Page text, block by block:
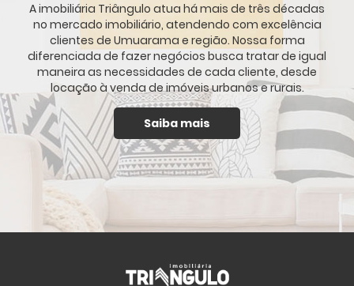
A imobiliária Triângulo atua há mais de três décadas
no mercado imobiliário, atendendo com excelência
clientes de Umuarama e região. Nossa forma
diferenciada de fazer negócios busca tratar de igual
maneira as necessidades de cada cliente, desde
locação à venda de imóveis urbanos e rurais.
Saiba mais